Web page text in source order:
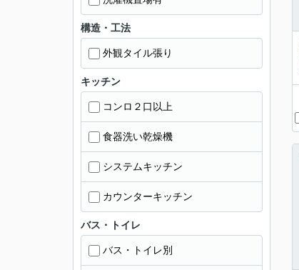
構造・工法
外観タイル張り
キッチン
コンロ２口以上
食器洗い乾燥機
システムキッチン
カウンターキッチン
バス・トイレ
バス・トイレ別